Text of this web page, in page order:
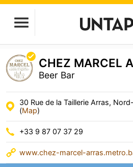
CHEZ MARCEL
Beer Bar
30 Rue de la Taillerie Arras,
(Map)
+33 9 87 07 37 29
www.chez-marcel-